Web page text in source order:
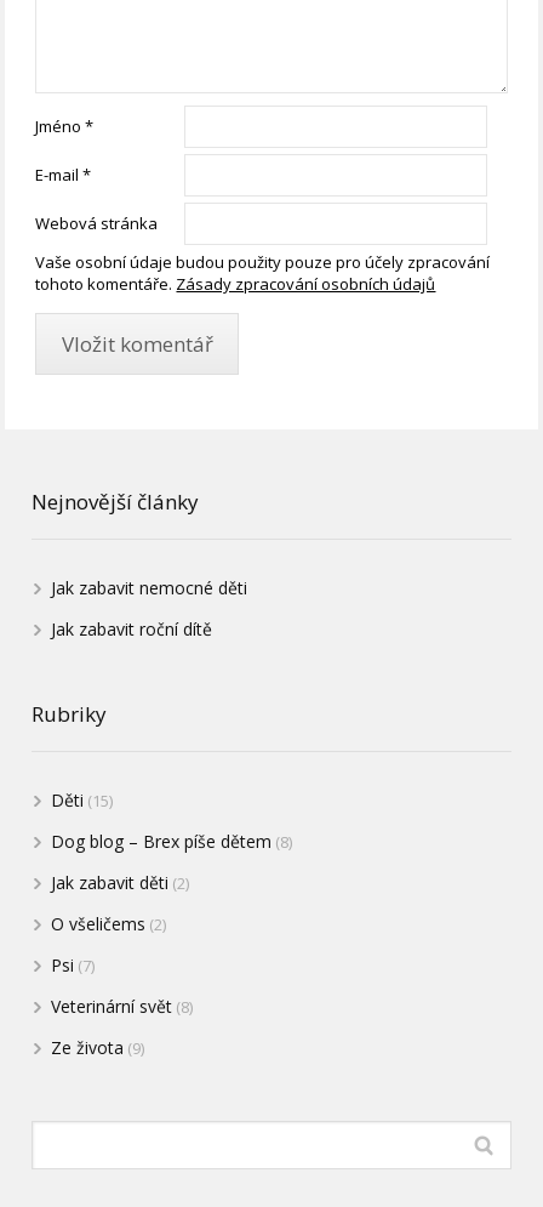
Jméno*
E-mail*
Webová stránka
Vaše osobní údaje budou použity pouze pro účely zpracování
tohoto komentáře. Zásady zpracování osobních údajů
Nejnovější články
Jak zabavit nemocné děti
Jak zabavit roční dítě
Rubriky
Děti (15)
Dog blog – Brex píše dětem (8)
Jak zabavit děti (2)
O všeličems (2)
Psi (7)
Veterinární svět (8)
Ze života (9)